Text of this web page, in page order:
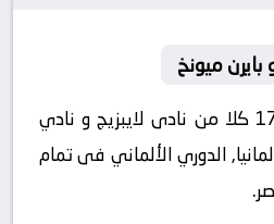
بايرن ميونخ
يلتقى اليوم 2026-01-17 كلا من نادى لايبزيج و نادي
الدوري الألماني فى تمام